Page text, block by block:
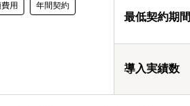
用 年間契約
最低契約期間
導入実績数